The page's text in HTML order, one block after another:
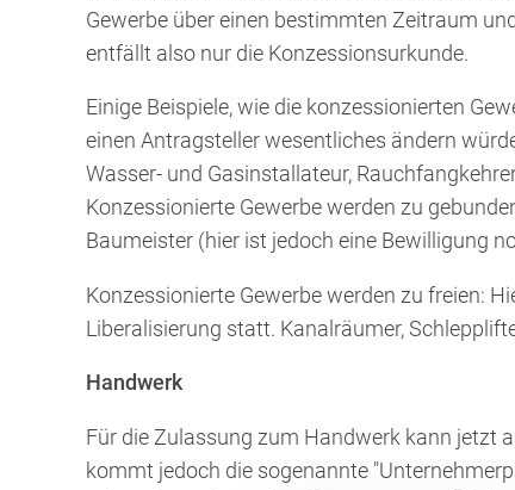
Gewerbe über einen bestimmten Zeitraum
entfällt also nur die Konzessionsurkunde.
Einige Beispiele, wie die konzessionierten
einen Antragsteller wesentliches ändern
Wasser- und Gasinstallateur,
Konzessionierte Gewerbe werden zu
Baumeister (hier ist jedoch eine Bewilligung
Konzessionierte Gewerbe werden zu freien:
Liberalisierung statt. Kanalräumer,
Handwerk
Für die Zulassung zum Handwerk kann jetzt
kommt jedoch die sogenannte